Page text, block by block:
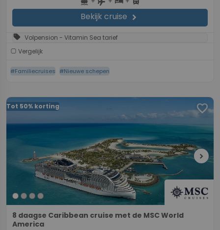
Bekijk cruise chevron_right
sell Volpension - Vitamin Sea tarief
Vergelijk
#Familiecruises #Nieuwe schepen
Tot 50% korting favorite
chevron_right
8 daagse Caribbean cruise met de MSC World
America